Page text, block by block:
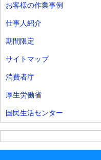
お客様の作業事例
仕事人紹介
期間限定
サイトマップ
消費者庁
厚生労働省
国民生活センター